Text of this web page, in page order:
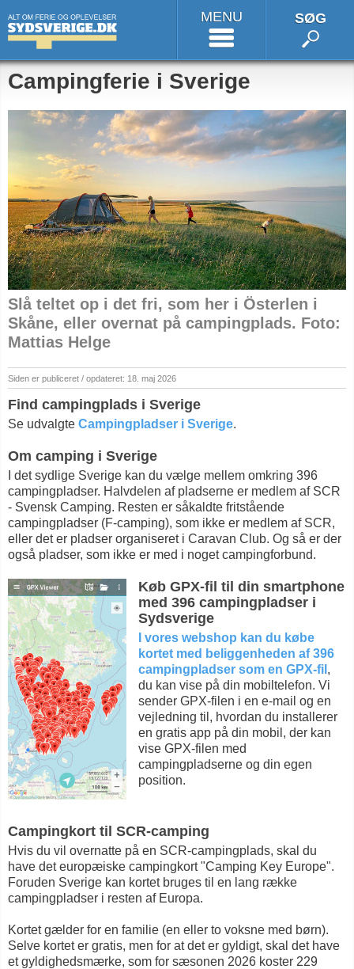
MENU SØG
Campingferie i Sverige
Slå teltet op i det fri, som her i Österlen i
Skåne, eller overnat på campingplads. Foto:
Mattias Helge
Siden er publiceret / opdateret: 18. maj 2026
Find campingplads i Sverige
Se udvalgte Campingpladser i Sverige.
Om camping i Sverige
I det sydlige Sverige kan du vælge mellem omkring 396
campingpladser. Halvdelen af pladserne er medlem af SCR
- Svensk Camping. Resten er såkaldte fritstående
campingpladser (F-camping), som ikke er medlem af SCR,
eller det er pladser organiseret i Caravan Club. Og så er der
også pladser, som ikke er med i noget campingforbund.
Køb GPX-fil til din smartphone
med 396 campingpladser i
Sydsverige
I vores webshop kan du købe
kortet med beliggenheden af 396
campingpladser som en GPX-fil ,
du kan vise på din mobiltelefon. Vi
sender GPX-filen i en e-mail og en
vejledning til, hvordan du installerer
en gratis app på din mobil, der kan
vise GPX-filen med
campingpladserne og din egen
position.
Campingkort til SCR-camping
Hvis du vil overnatte på en SCR-campingplads, skal du
have det europæiske campingkort "Camping Key Europe".
Foruden Sverige kan kortet bruges til en lang række
campingpladser i resten af Europa.
Kortet gælder for en familie (en eller to voksne med børn).
Selve kortet er gratis, men for at det er gyldigt, skal det have
et gyldighedsmærke, som for sæsonen 2026 koster 229